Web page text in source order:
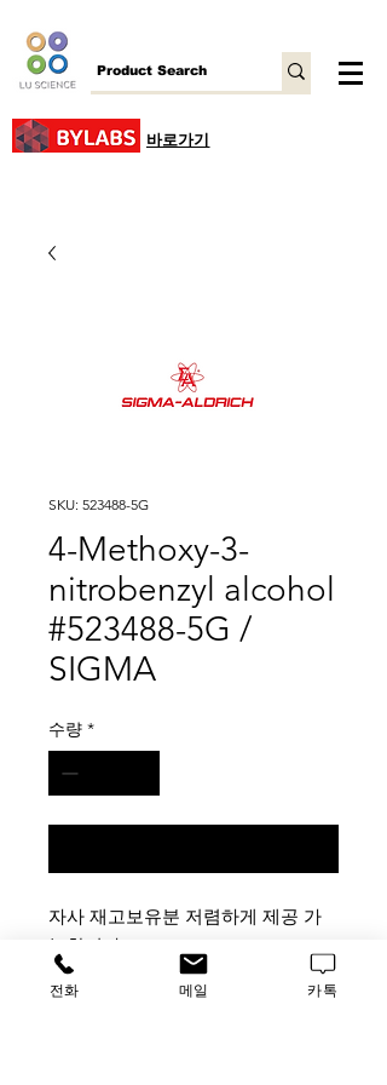
바로가기
SKU: 523488-5G
4-Methoxy-3-
nitrobenzyl alcohol
#523488-5G /
SIGMA
수량 *
자사 재고보유분 저렴하게 제공 가
능합니다.
업체분들 연락주시기 바랍니다.
가격문의
전화 메일 카톡